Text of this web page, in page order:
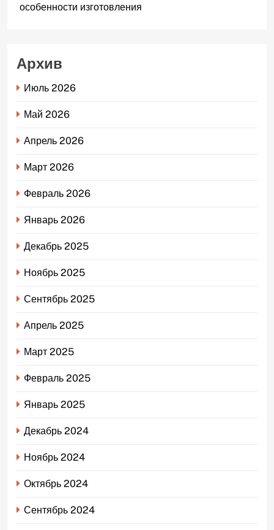
особенности изготовления
Архив
Июль 2026
Май 2026
Апрель 2026
Март 2026
Февраль 2026
Январь 2026
Декабрь 2025
Ноябрь 2025
Сентябрь 2025
Апрель 2025
Март 2025
Февраль 2025
Январь 2025
Декабрь 2024
Ноябрь 2024
Октябрь 2024
Сентябрь 2024